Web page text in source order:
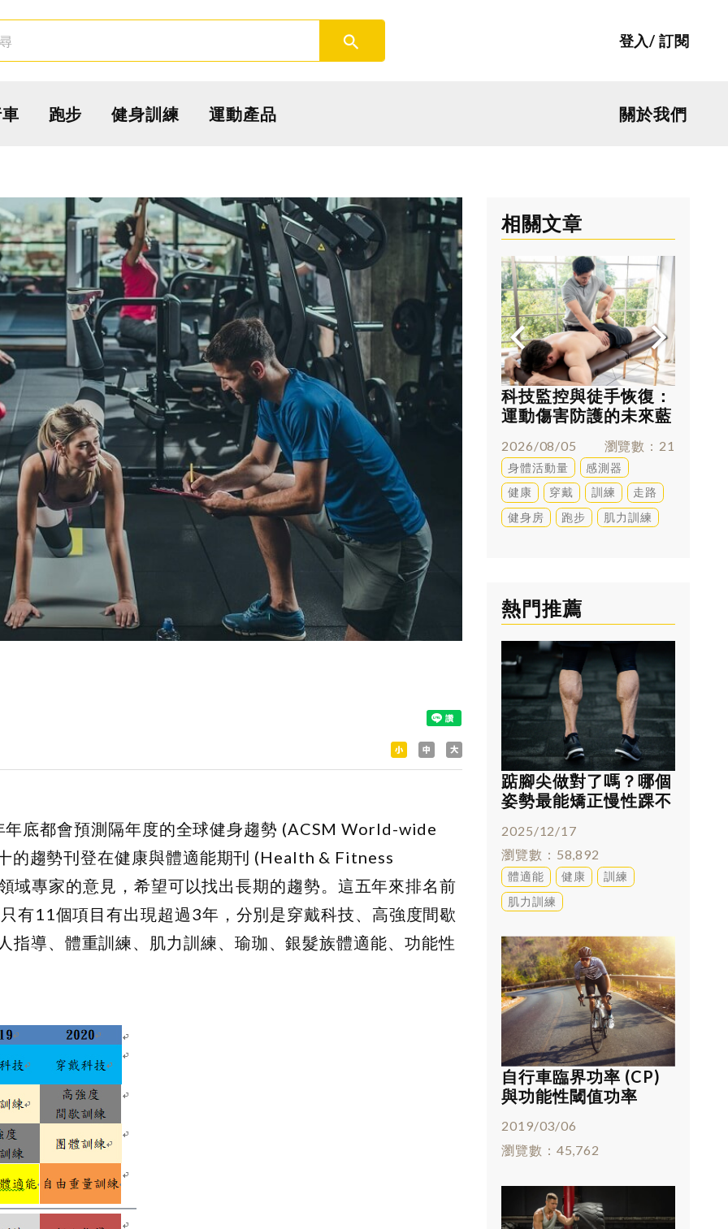
登入 訂閱
跑步 健身訓練 運動產品 關於我們
底都會預測隔年度的全球健身趨勢 (ACSM World-wide
的趨勢刊登在健康與體適能期刊 (Health & Fitness
域專家的意見，希望可以找出長期的趨勢。這五年來排名前
有11個項目有出現超過3年，分別是穿戴科技、高強度間歇
指導、體重訓練、肌力訓練、瑜珈、銀髮族體適能、功能性
相關文章
科技監控與徒手恢復：
運動傷害防護的未來藍
2026/08/05 瀏覽數 21
身體活動量
感測器
健康
穿戴 訓練
走路
健身房
跑步 肌力訓練
熱門推薦
踮腳尖做對了嗎？哪個
姿勢最能矯正慢性踝不
2025/12/17
瀏覽數
58,892
體適能 健康
訓練
肌力訓練
自行車臨界功率 (CP)
與功能性閾值功率
2019/03/06
瀏覽數
45,762
取消 確定